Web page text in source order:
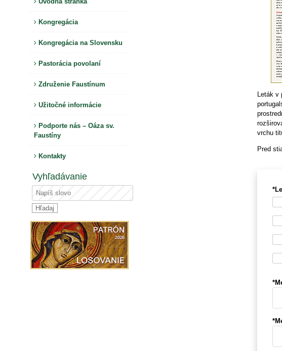
Kongregácia
Kongregácia na Slovensku
Pastorácia povolaní
Združenie Faustínum
Užitočné informácie
Podporte nás – Oáza sv.
Faustíny
Kontakty
Vyhľadávanie
Leták v
vrchu
Pred